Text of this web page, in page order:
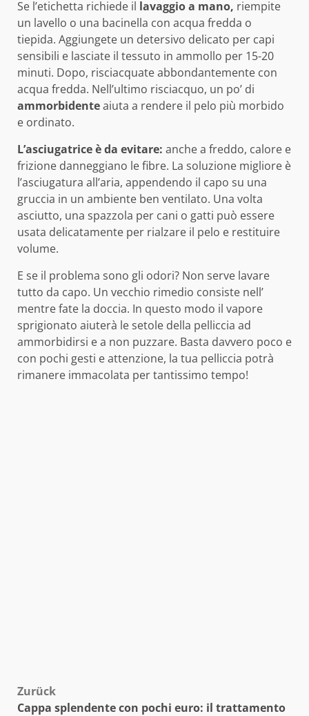
Se l’etichetta richiede il lavaggio a mano, riempite
un lavello o una bacinella con acqua fredda o
tiepida. Aggiungete un detersivo delicato per capi
sensibili e lasciate il tessuto in ammollo per 15-20
minuti. Dopo, risciacquate abbondantemente con
acqua fredda. Nell’ultimo risciacquo, un po’ di
ammorbidenteaiuta a rendere il pelo più morbido
e ordinato.
L’asciugatrice è da evitare: anche a freddo, calore e
frizione danneggiano le fibre. La soluzione migliore è
l’asciugatura all’aria, appendendo il capo su una
gruccia in un ambiente ben ventilato. Una volta
asciutto, una spazzola per cani o gatti può essere
usata delicatamente per rialzare il pelo e restituire
volume.
E se il problema sono gli odori? Non serve lavare
tutto da capo. Un vecchio rimedio consiste nell’
mentre fate la doccia. In questo modo il vapore
sprigionato aiuterà le setole della pelliccia ad
ammorbidirsi e a non puzzare. Basta davvero poco e
con pochi gesti e attenzione, la tua pelliccia potrà
rimanere immacolata per tantissimo tempo!
Beitragsnavigation
Zurück
Cappa splendente con pochi euro: il trattamento